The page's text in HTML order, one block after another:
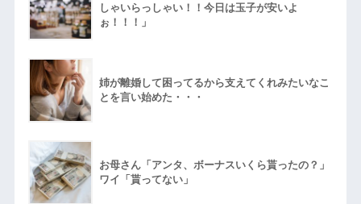
しゃいらっしゃい！！今日は玉子が安いよ
ぉ！！！」
姉が離婚して困ってるから支えてくれみたいなこ
とを言い始めた・・・
お母さん「アンタ、ボーナスいくら貰ったの？」
ワイ「貰ってない」